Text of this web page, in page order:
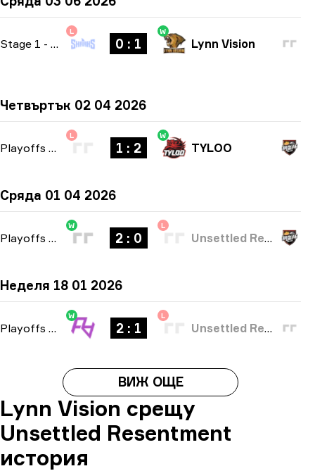
Stage 1 - bo1
L
0 : 1
W
Lynn Vision
Четвъртък 02 04 2026
Playoffs
L
1 : 2
W
TYLOO
Сряда 01 04 2026
Playoffs bo3
W
2 : 0
L
Unsettled Resentment
Неделя 18 01 2026
Playoffs bo3
W
2 : 1
L
Unsettled Resentment
ВИЖ ОЩЕ
Lynn Vision срещу
Unsettled Resentment
история